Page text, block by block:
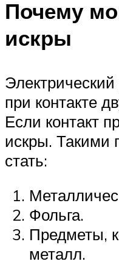
Почему
искры
при контакте
Если контакт
искры. Такими
стать:
Фольга.
Предметы,
металл.